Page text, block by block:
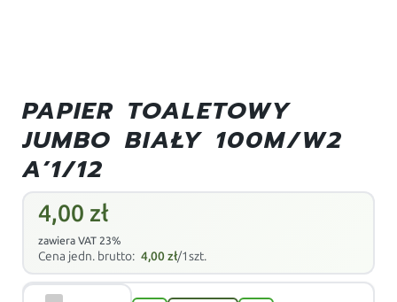
PAPIER TOALETOWY
JUMBO BIAŁY 100M/W2
A’1/12
4,00 zł
zawiera VAT 23%
Cena jedn. brutto: 4,00zł/1szt.